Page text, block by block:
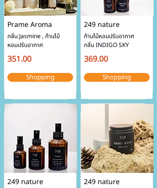
Prame Aroma
กลิ่น Jasmine , ก้านไม้
หอมปรับอากาศ
351.00
Shopping
249 nature
249 nature
ก้านไม้หอมปรับอากาศ
กลิ่น INDIGO SKY
369.00
Shopping
249 nature